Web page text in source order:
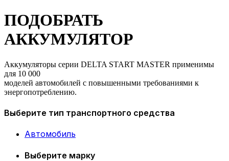
ПОДОБРАТЬ
АККУМУЛЯТОР
Аккумуляторы серии DELTA START MASTER применимы
для 10 000
моделей автомобилей с повышенными требованиями к
энергопотреблению.
Выберите тип транспортного средства
Автомобиль
Выберите марку